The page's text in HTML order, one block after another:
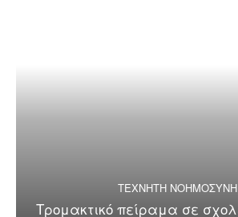
ΤΕΧΝΗΤΗ ΝΟΗΜΟΣΥΝΗ
Τρομακτικό πείραμα σε